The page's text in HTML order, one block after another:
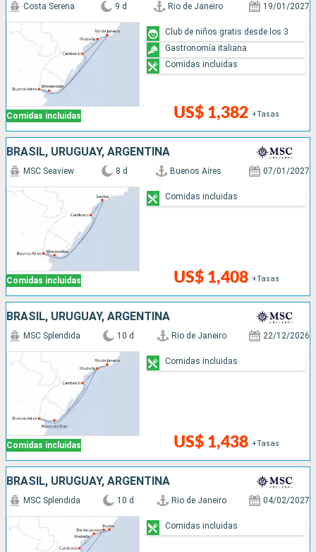
Comidas incluidas
Costa Serena 9 d Rio de Janeiro 19/01/2027
US$ 1,382 +Tasas
Club de niños gratis desde los 3
Gastronomía italiana
Comidas incluidas
BRASIL, URUGUAY, ARGENTINA
Comidas incluidas
MSC Seaview 8 d Buenos Aires 07/01/2027
US$ 1,408 +Tasas
Comidas incluidas
BRASIL, URUGUAY, ARGENTINA
Comidas incluidas
MSC Splendida 10 d Rio de Janeiro 22/12/2026
US$ 1,438 +Tasas
Comidas incluidas
BRASIL, URUGUAY, ARGENTINA
MSC Splendida 10 d Rio de Janeiro 04/02/2027
Comidas incluidas